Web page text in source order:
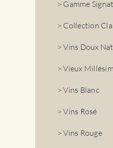
> Gamme
> Collection
> Vins Doux
> Vieux
> Vins Blanc
> Vins Rosé
> Vins Rouge